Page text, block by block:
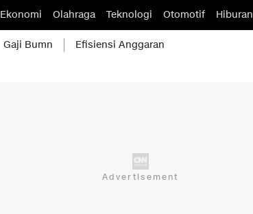
Ekonomi Olahraga Teknologi Otomotif Hiburan
Gaji Bumn Efisiensi Anggaran